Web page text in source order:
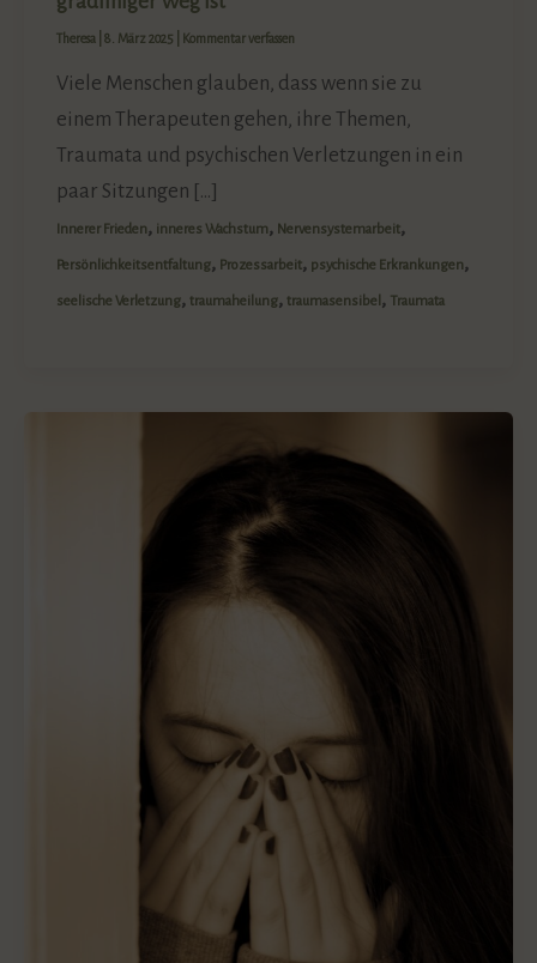
Theresa |8. März 2025 Kommentar verfassen
Viele Menschen glauben, dass wenn sie zu
einem Therapeuten gehen, ihre Themen,
Traumata und psychischen Verletzungen in ein
paar Sitzungen […]
Innerer Frieden, inneres Wachstum, Nervensystemarbeit,
Persönlichkeitsentfaltung, Prozessarbeit, psychische Erkrankungen,
seelische Verletzung,traumaheilung,traumasensibel , Traumata